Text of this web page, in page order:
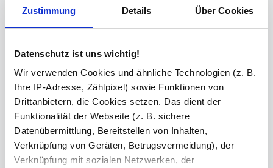
Zustimmung Details Über Cookies
Datenschutz ist uns wichtig!
Wir verwenden Cookies und ähnliche Technologien (z. B.
Ihre IP-Adresse, Zählpixel) sowie Funktionen von
Drittanbietern, die Cookies setzen. Das dient der
Funktionalität der Webseite (z. B. sichere
Datenübermittlung, Bereitstellen von Inhalten,
Verknüpfung von Geräten, Betrugsvermeidung), der
Verknüpfung mit sozialen Netzwerken, der
Glas Art
Inklusive
Versiegelung
Ihre Bemerkung